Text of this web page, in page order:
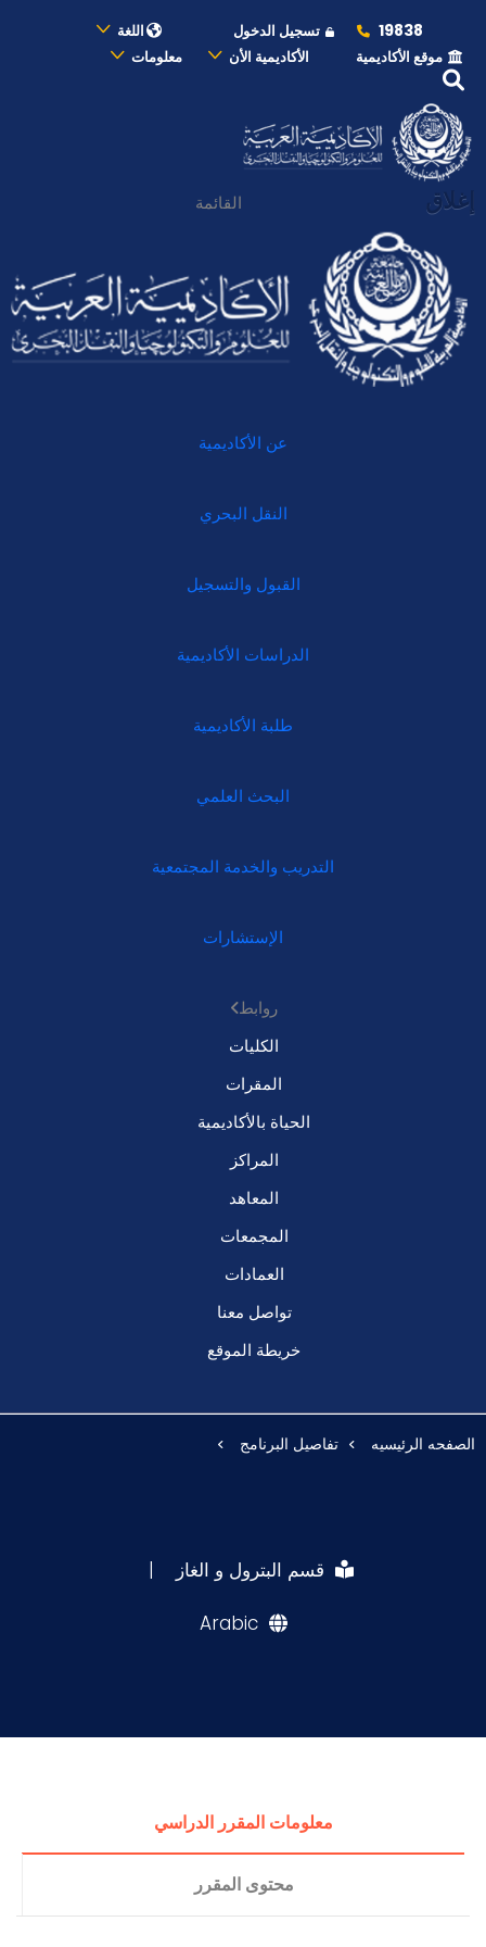
19838 تسجيل الدخول
اللغة
موقع الأكاديمية
الأكاديمية الأن معلومات
إغلاق القائمة
عن الأكاديمية
النقل البحري
القبول والتسجيل
الدراسات الأكاديمية
طلبة الأكاديمية
البحث العلمي
التدريب والخدمة المجتمعية
الإستشارات
روابط
الكليات
المقرات
الحياة بالأكاديمية
المراكز
المعاهد
المجمعات
العمادات
تواصل معنا
خريطة الموقع
الصفحه الرئيسيه تفاصيل البرنامج
قسم البترول و الغاز |
Arabic
معلومات المقرر الدراسي
محتوى المقرر